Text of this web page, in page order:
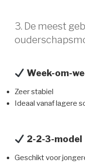
3. De meest
Week-om-
Zeer stabiel
Ideaal vanaf lagere
2-2-3-model
Geschikt voor